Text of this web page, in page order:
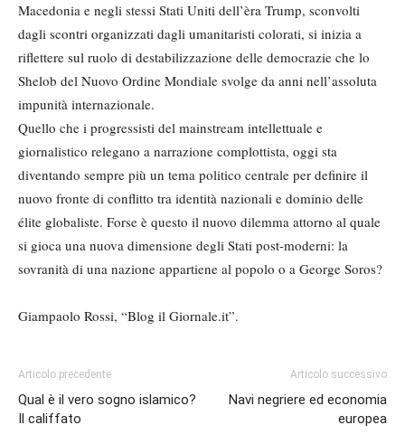
Macedonia e negli stessi Stati Uniti dell’èra Trump, sconvolti
dagli scontri organizzati dagli umanitaristi colorati, si inizia a
riflettere sul ruolo di destabilizzazione delle democrazie che lo
Shelob del Nuovo Ordine Mondiale svolge da anni nell’assoluta
impunità internazionale.
Quello che i progressisti del mainstream intellettuale e
giornalistico relegano a narrazione complottista, oggi sta
diventando sempre più un tema politico centrale per definire il
nuovo fronte di conflitto tra identità nazionali e dominio delle
élite globaliste. Forse è questo il nuovo dilemma attorno al quale
si gioca una nuova dimensione degli Stati post-moderni: la
sovranità di una nazione appartiene al popolo o a George Soros?
Giampaolo Rossi, “Blog il Giornale.it”.
Articolo precedente
Qual è il vero sogno islamico?
Il califfato
Articolo successivo
Navi negriere ed economia
europea